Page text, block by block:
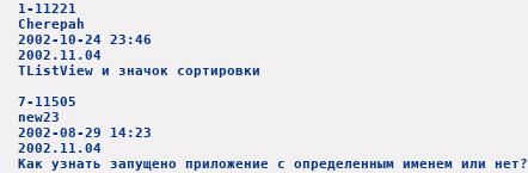
1-11221
Cherepah
2002-10-24 23:46
2002.11.04
TListView и значок сортировки
7-11505
new23
2002-08-29 14:23
2002.11.04
Как узнать запущено приложение с определенным именем или нет?